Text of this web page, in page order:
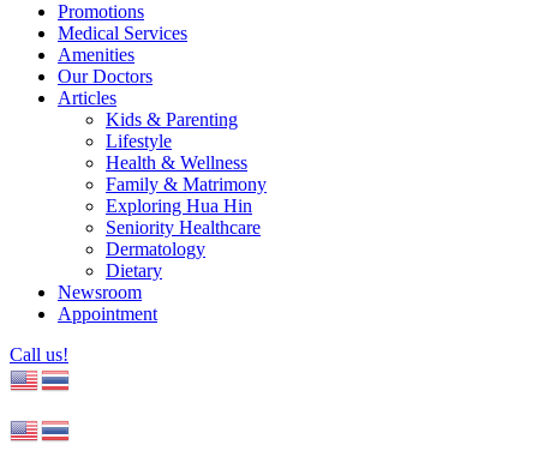
Promotions
Medical Services
Amenities
Our Doctors
Articles
Kids & Parenting
Lifestyle
Health & Wellness
Family & Matrimony
Exploring Hua Hin
Seniority Healthcare
Dermatology
Dietary
Newsroom
Appointment
Call us!